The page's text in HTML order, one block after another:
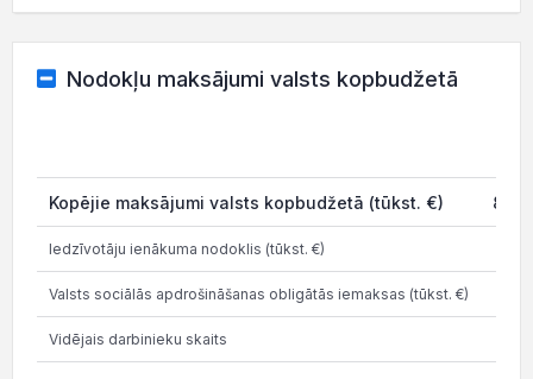
Nodokļu maksājumi valsts kopbudžetā
Kopējie maksājumi valsts kopbudžetā (tūkst. €)
Iedzīvotāju ienākuma nodoklis (tūkst. €)
Valsts sociālās apdrošināšanas obligātās iemaksas (tūkst. €)
Vidējais darbinieku skaits